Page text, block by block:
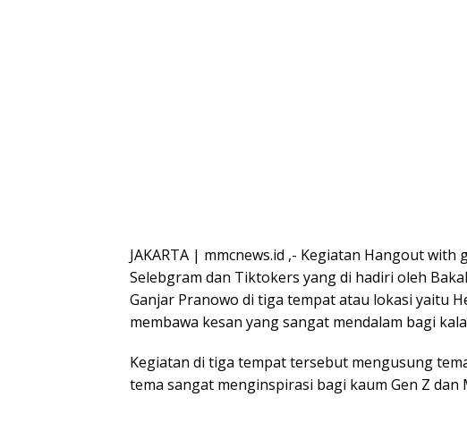
JAKARTA | mmcnews.id ,- Kegiatan Hangout
Selebgram dan Tiktokers yang di hadiri oleh
Ganjar Pranowo di tiga tempat atau lokasi yaitu
membawa kesan yang sangat mendalam bagi
Kegiatan di tiga tempat tersebut mengusung
tema sangat menginspirasi bagi kaum Gen Z dan